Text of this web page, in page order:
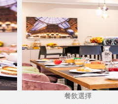
餐飲選擇